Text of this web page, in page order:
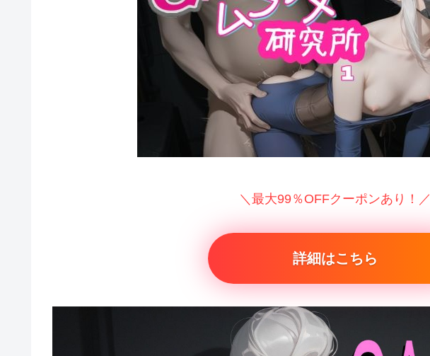
＼最大99％OFFクーポンあり！／
詳細はこちら